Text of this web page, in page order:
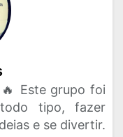
🔥 Este grupo foi
tipo, fazer
e se divertir.